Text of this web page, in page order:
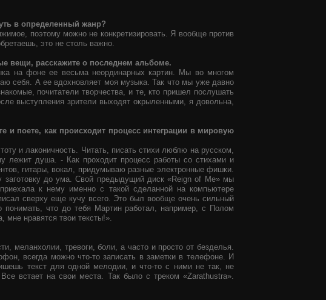
в определенный жанр?
поэтому можно не конкретизировать. Я вообще против
это не столь важно.
вещи, расскажите о последнем альбоме.
на фоне ее весьма неординарных картин. Мы во многом
себя. А ее вдохновляет моя музыка. Так что мы уже давно
почитатели творчества, и те, кто пришел послушать
выступления зрители выходят окрыленными, я довольна,
поете, как происходит процесс интеграции в мировую
и лаконичность. Читать, писать стихи люблю на русском,
лежит душа. - Как проходит процесс работы со стихами и
гитары, вокал, придумываю разные электронные фишки.
до ума. Свой предыдущий диск «Reign of Me» мы
к нему именно с такой сделанной на компьютере
сверху еще кучу всего. Это был вообще очень сильный
понимать, что до тебя Мартин работал, например, с Полом
мне нравятся твои тексты!».
меланхолии, тревоги, боли, а часто и просто от безделья.
всегда можно что-то записать в заметки в телефоне. И
текст для одной мелодии, и что-то с ними не так, не
встает на свои места. Так было с треком «Zarathustra».